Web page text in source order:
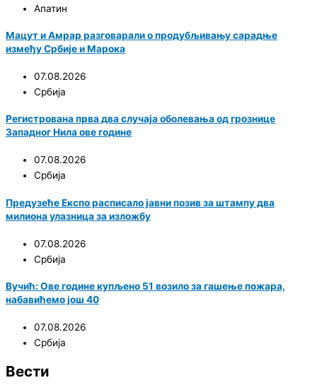
Апатин
Мацут и Амрар разговарали о продубљивању сарадње
између Србије и Марока
07.08.2026
Србија
Регистрована прва два случаја оболевања од грознице
Западног Нила ове године
07.08.2026
Србија
Предузеће Експо расписало јавни позив за штампу два
милиона улазница за изложбу
07.08.2026
Србија
Вучић: Ове године купљено 51 возило за гашење пожара,
набавићемо још 40
07.08.2026
Србија
Вести